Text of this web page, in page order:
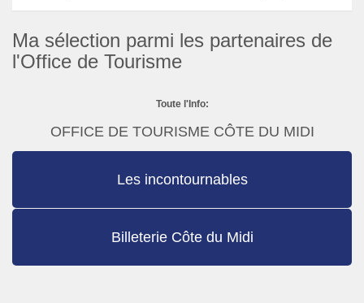
Ma sélection parmi les partenaires de
l'Office de Tourisme
Toute l'Info:
OFFICE DE TOURISME CÔTE DU MIDI
Les incontournables
Billeterie Côte du Midi